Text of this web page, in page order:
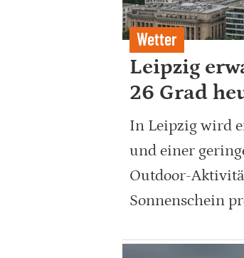
Wetter
Leipzig
26 Grad
In Leipzig wird
und einer
Outdoor-
Sonnenschein